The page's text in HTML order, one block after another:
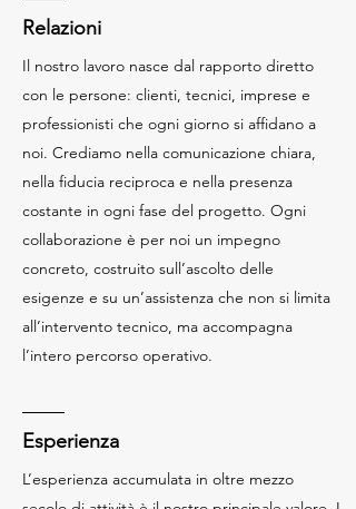
Relazioni
Il nostro lavoro nasce dal rapporto diretto
con le persone: clienti, tecnici, imprese e
professionisti che ogni giorno si affidano a
noi. Crediamo nella comunicazione chiara,
nella fiducia reciproca e nella presenza
costante in ogni fase del progetto. Ogni
collaborazione è per noi un impegno
concreto, costruito sull’ascolto delle
esigenze e su un’assistenza che non si limita
all’intervento tecnico, ma accompagna
l’intero percorso operativo.
Esperienza
L’esperienza accumulata in oltre mezzo